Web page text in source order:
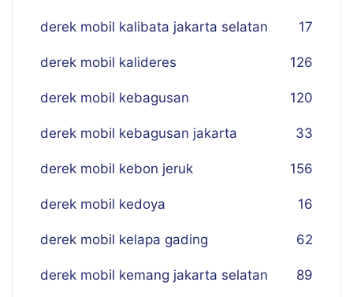
derek mobil kalibata jakarta selatan 17
derek mobil kalideres 126
derek mobil kebagusan 120
derek mobil kebagusan jakarta 33
derek mobil kebon jeruk 156
derek mobil kedoya 16
derek mobil kelapa gading 62
derek mobil kemang jakarta selatan 89